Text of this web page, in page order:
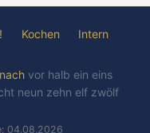
Kochen Intern
nach vor halb ein eins
neun zehn elf zwölf
04.08.2026